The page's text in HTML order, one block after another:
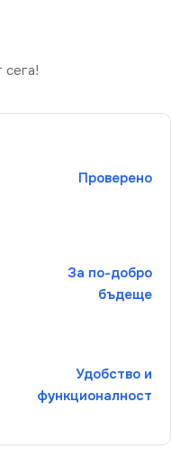
Проверено
За по-добро
бъдеще
Удобство и
функционалност